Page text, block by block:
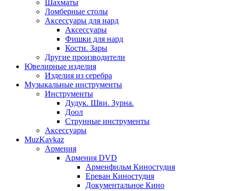
Шахматы
Ломберные столы
Аксессуары для нард
Аксессуары
Фишки для нард
Кости. Зары
Другие производители
Ювелирные изделия
Изделия из серебра
Музыкальные инструменты
Инструменты
Дудук. Шви. Зурна.
Доол
Струнные инструменты
Аксессуары
MuzKavkaz
Армения
Армения DVD
Арменфильм Киностудия
Ереван Киностудия
Документальное Кино